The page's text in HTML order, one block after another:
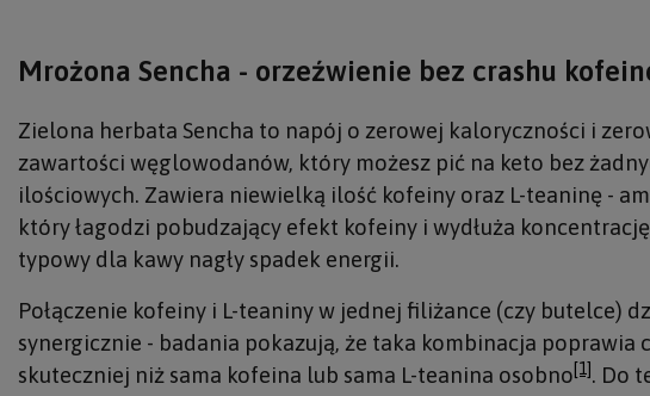
Mrożona Sencha - orzeźwienie bez crashu
Zielona herbata Sencha to napój o zerowej kaloryczności i
zawartości węglowodanów, który możesz pić na keto bez
ilościowych. Zawiera niewielką ilość kofeiny oraz L-teaninę -
który łagodzi pobudzający efekt kofeiny i wydłuża
typowy dla kawy nagły spadek energii.
Połączenie kofeiny i L-teaniny w jednej filiżance (czy butelce)
synergicznie - badania pokazują, że taka kombinacja poprawia
skuteczniej niż sama kofeina lub sama L-teanina osobno[1]. Do